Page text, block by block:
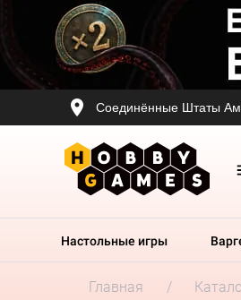
Соединённые Штаты
Настольные игры
Главная